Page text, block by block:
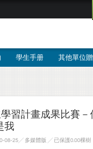
學生手册 其他單位
習計畫成果比賽
我
08-25╱ 多媒體版 ╱ 已保護0.00棵樹